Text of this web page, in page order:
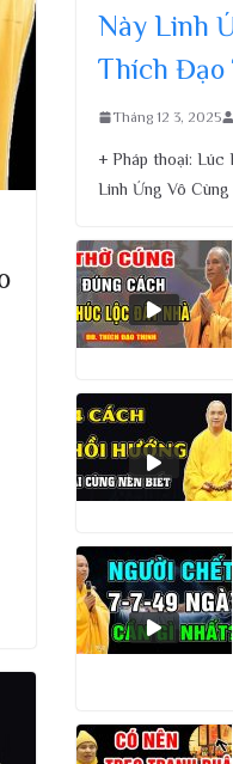
Này Linh
Thích Đạo
Tháng 12 3, 2025
+ Pháp thoại: Lúc
Linh Ứng Vô